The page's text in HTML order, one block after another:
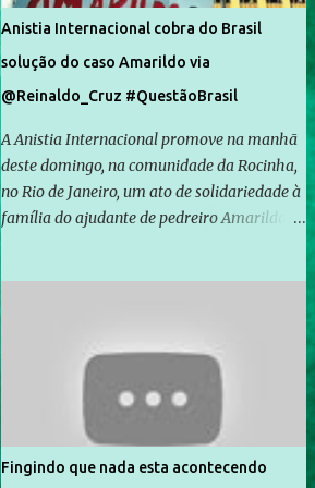
Anistia Internacional cobra do Brasil
solução do caso Amarildo via
@Reinaldo_Cruz #QuestãoBrasil
A Anistia Internacional promove na manhã
deste domingo, na comunidade da Rocinha,
no Rio de Janeiro, um ato de solidariedade à
família do ajudante de pedreiro Amarildo de
Rocinha. A assessora de Direitos Humanos
da Anistia Internacional, Renata Neder, disse
à Agência Brasil que ações e atividades de
mobilização são feitas normalmente pela
organização não governamental. As ações
de solidariedade são promovidas em apoio
Fingindo que nada esta acontecendo